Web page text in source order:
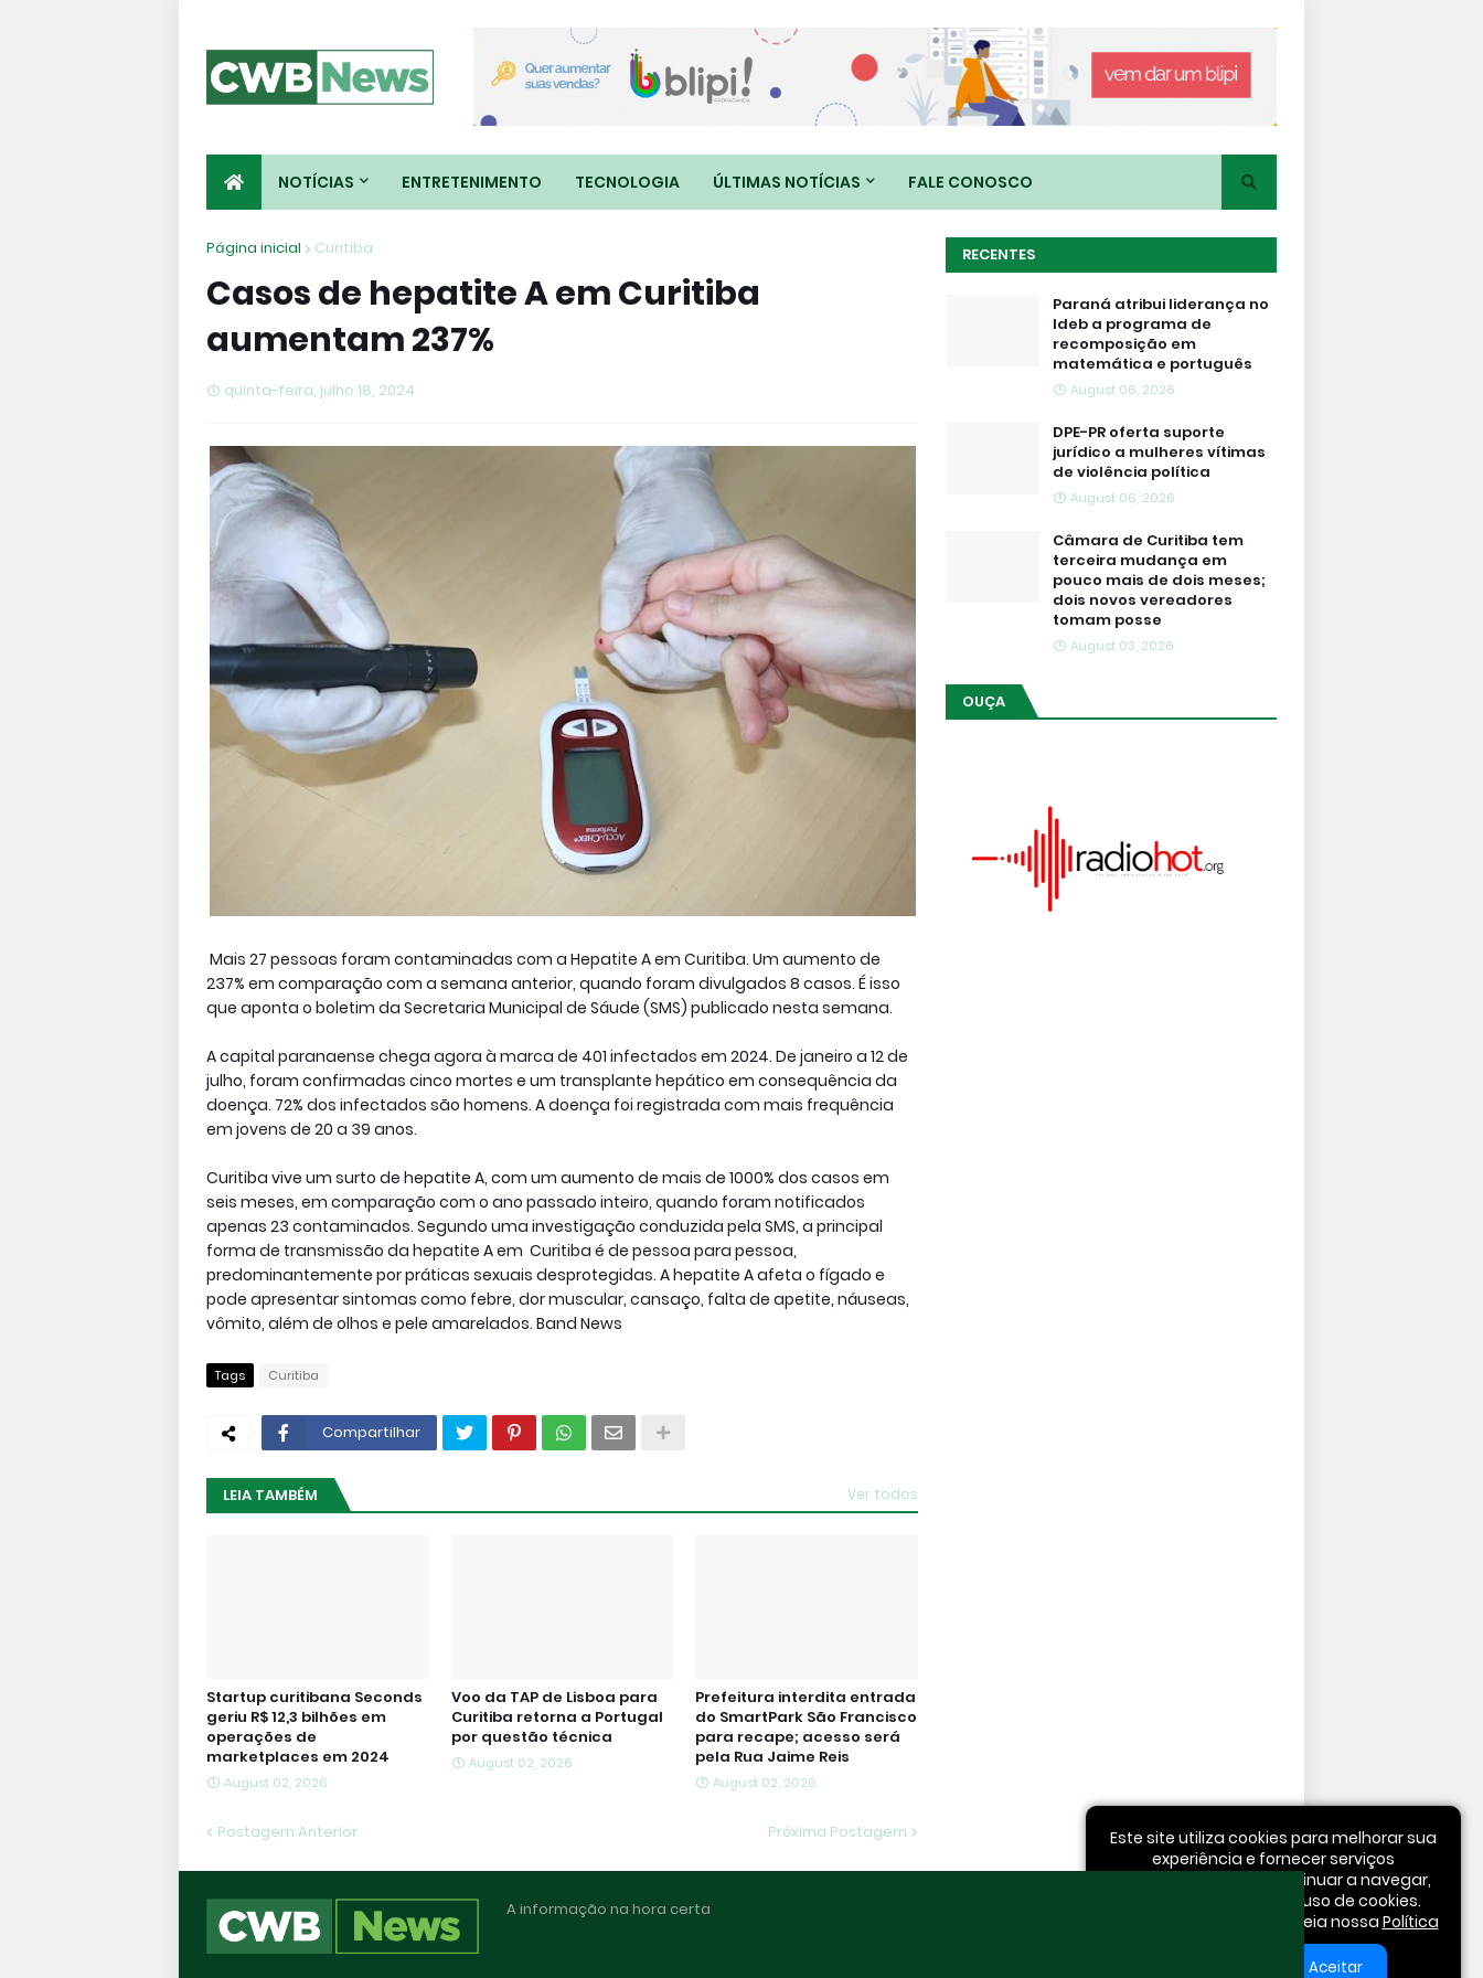
NOTÍCIAS ENTRETENIMENTO TECNOLOGIA ÚLTIMAS NOTÍCIAS FALE CONOSCO
Página inicial Curitiba
Casos de hepatite A em Curitiba
aumentam 237%
quinta-feira, julho 18, 2024
Mais 27 pessoas foram contaminadas com a Hepatite A em Curitiba. Um aumento de
237% em comparação com a semana anterior, quando foram divulgados 8 casos. É isso
que aponta o boletim da Secretaria Municipal de Sáude (SMS) publicado nesta semana.
A capital paranaense chega agora à marca de 401 infectados em 2024. De janeiro a 12 de
julho, foram confirmadas cinco mortes e um transplante hepático em consequência da
doença. 72% dos infectados são homens. A doença foi registrada com mais frequência
em jovens de 20 a 39 anos.
Curitiba vive um surto de hepatite A, com um aumento de mais de 1000% dos casos em
seis meses, em comparação com o ano passado inteiro, quando foram notificados
apenas 23 contaminados. Segundo uma investigação conduzida pela SMS, a principal
forma de transmissão da hepatite A em Curitiba é de pessoa para pessoa,
predominantemente por práticas sexuais desprotegidas. A hepatite A afeta o fígado e
pode apresentar sintomas como febre, dor muscular, cansaço, falta de apetite, náuseas,
vômito, além de olhos e pele amarelados. Band News
Tags Curitiba
Compartilhar
LEIA TAMBÉM Ver todos
Startup curitibana Seconds
geriu R$ 12,3 bilhões em
operações de
marketplaces em 2024
August 02, 2026
Voo da TAP de Lisboa para
Curitiba retorna a Portugal
por questão técnica
August 02, 2026
Prefeitura interdita entrada
do SmartPark São Francisco
para recape; acesso será
pela Rua Jaime Reis
August 02, 2026
Postagem Anterior Próxima Postagem
RECENTES
Paraná atribui liderança no
Ideb a programa de
recomposição em
matemática e português
August 06, 2026
DPE-PR oferta suporte
jurídico a mulheres vítimas
de violência política
August 06, 2026
Câmara de Curitiba tem
terceira mudança em
pouco mais de dois meses;
dois novos vereadores
tomam posse
August 03, 2026
OUÇA
Este site utiliza cookies para melhorar sua
experiência e fornecer serviços
personalizados. Ao continuar a navegar,
você concorda com o uso de cookies.
Para mais informações, leia nossa Política
Aceitar
A informação na hora certa